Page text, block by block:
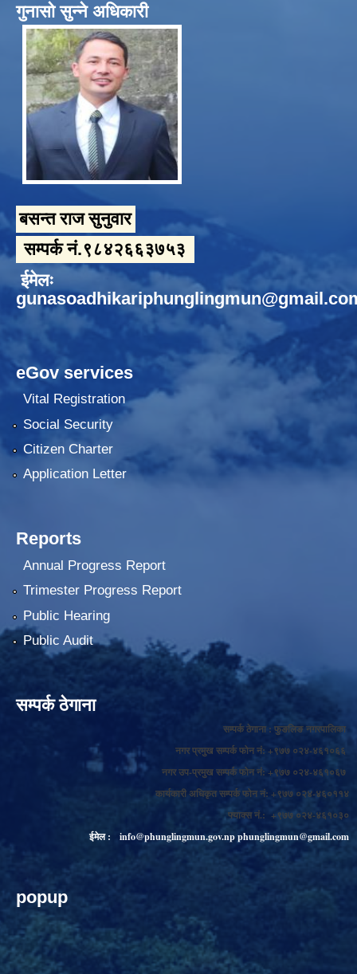
गुनासो सुन्ने अधिकारी
बसन्त राज सुनुवार
सम्पर्क नं.९८४२६६३७५३
ईमेलः
eGov services
Vital Registration
Social Security
Citizen Charter
Application Letter
Reports
Annual Progress Report
Trimester Progress Report
Public Hearing
Public Audit
सम्पर्क ठेगाना
सम्पर्क ठेगाना : फुङलिङ नगरपालिका
नगर प्रमुख सम्पर्क फोन नं: +९७७ ०२४-४६१०६६
नगर उप-प्रमुख सम्पर्क फोन नं: +९७७ ०२४-४६१०६७
कार्यकारी अधिकृत सम्पर्क फोन नं: +९७७ ०२४-४६०११४
फ्याक्स नं.: +९७७ ०२४-४६१०३०
ईमेल :
info@phunglingmun.gov.npphunglingmun@gmail.com
popup